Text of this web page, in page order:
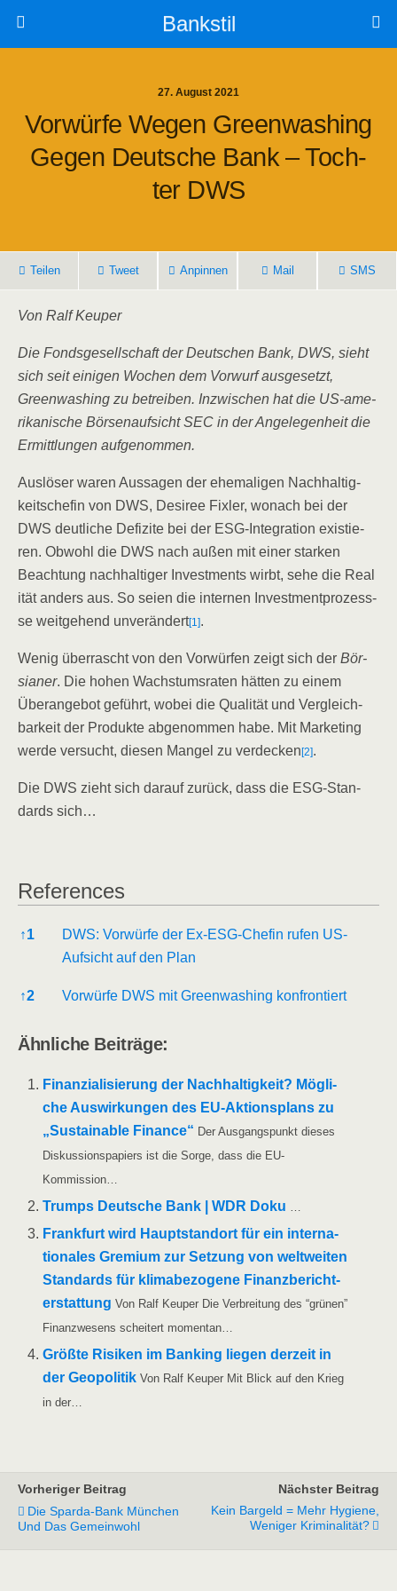
Bankstil
27. August 2021
Vor­wür­fe Wegen Green­wa­shing
Gegen Deut­sche Bank – Toch­
Ter DWS
Tei­len Tweet Anpin­nen Mail SMS
Von Ralf Keuper
Die Fonds­ge­sell­schaft der Deut­schen Bank, DWS, sieht
sich seit eini­gen Wochen dem Vor­wurf aus­ge­setzt,
Green­wa­shing zu betrei­ben. Inzwi­schen hat die US-ame­
ri­ka­ni­sche Bör­sen­auf­sicht SEC in der Ange­le­gen­heit die
Ermitt­lun­gen aufgenommen.
Aus­lö­ser waren Aus­sa­gen der ehe­ma­li­gen Nach­hal­tig­
keits­che­fin von DWS, Desi­ree Fix­ler, wonach bei der
DWS deut­li­che Defi­zi­te bei der ESG-Inte­gra­ti­on exis­tie­
ren. Obwohl die DWS nach außen mit einer star­ken
Beach­tung nach­hal­ti­ger Invest­ments wirbt, sehe die Rea­l
i­tät anders aus. So sei­en die inter­nen Invest­ment­pro­zess­
se weit­ge­hend unver­än­dert[1].
Wenig über­rascht von den Vor­wür­fen zeigt sich der Bör­
sia­ner. Die hohen Wachs­tums­ra­ten hät­ten zu einem
Über­an­ge­bot geführt, wobei die Qua­li­tät und Ver­gleich­
bar­keit der Pro­duk­te abge­nom­men habe. Mit Mar­ke­ting
wer­de ver­sucht, die­sen Man­gel zu ver­de­cken [2].
Die DWS zieht sich dar­auf zurück, dass die ESG-Stan­
dards sich…
Refe­ren­ces
Refe­ren­ces
↑1
DWS: Vor­wür­fe der Ex-ESG-Che­fin rufen US-
Auf­sicht auf den Plan
↑2 Vor­wür­fe DWS mit Green­wa­shing konfrontiert
Ähn­li­che Beiträge:
Finan­zia­li­sie­rung der Nach­hal­tig­keit? Mög­li­
che Aus­wir­kun­gen des EU-Akti­ons­­plans zu
„Sus­tainable Finan­ce“ Der Aus­gangs­punkt die­ses
Dis­kus­si­ons­pa­piers ist die Sor­ge, dass die EU-
Kommission…
Trumps Deut­sche Bank | WDR Doku
Frank­furt wird Haupt­stand­ort für ein inter­na­
tio­na­les Gre­mi­um zur Set­zung von welt­wei­ten
Stan­dards für kli­ma­be­zo­ge­ne Finanz­be­richt­
erstat­tung Von Ralf Keu­per Die Ver­brei­tung des “grü­nen”
Finanz­we­sens schei­tert momentan…
Größ­te Risi­ken im Ban­king lie­gen der­zeit in
der Geo­po­li­tik Von Ralf Keu­per Mit Blick auf den Krieg
in der…
Vorheriger Beitrag
Die Sparda-Bank München
Und Das Gemeinwohl
Nächster Beitrag
Kein Bargeld = Mehr Hygiene,
Weniger Kriminalität?